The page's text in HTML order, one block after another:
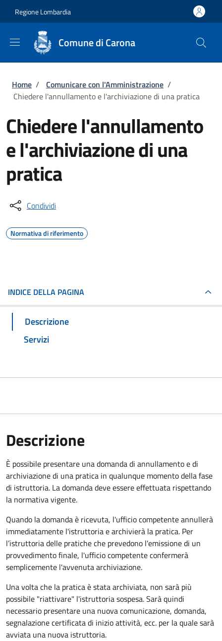
Regione Lombardia
Comune di Carona
Briciole di pane
Home / Comunicare con l'Amministrazione /
Chiedere l'annullamento e l'archiviazione di una pratica
Chiedere l'annullamento
e l'archiviazione di una
pratica
Condividi
Normativa di riferimento
INDICE DELLA PAGINA
Descrizione
Servizi
Descrizione
È possibile presentare una domanda di annullamento e di
archiviazione di una pratica in qualunque momento della fase
di istruttoria. La domanda deve essere effettuata rispettando
la normativa vigente.
Quando la domanda è ricevuta, l'ufficio competente annullerà
immediatamente l'istruttoria e archivierà la pratica. Per
l’istruttoria delle pratiche che prevedono l'emissione di un
provvedimento finale, l'ufficio competente confermerà
semplicemente l'avvenuta archiviazione.
Una volta che la pratica è stata archiviata, non sarà più
possibile "riattivare" l'istruttoria sospesa. Sarà quindi
necessario presentare una nuova comunicazione, domanda,
segnalazione certificata di inizio attività, ecc. per la quale sarà
avviata una nuova istruttoria.